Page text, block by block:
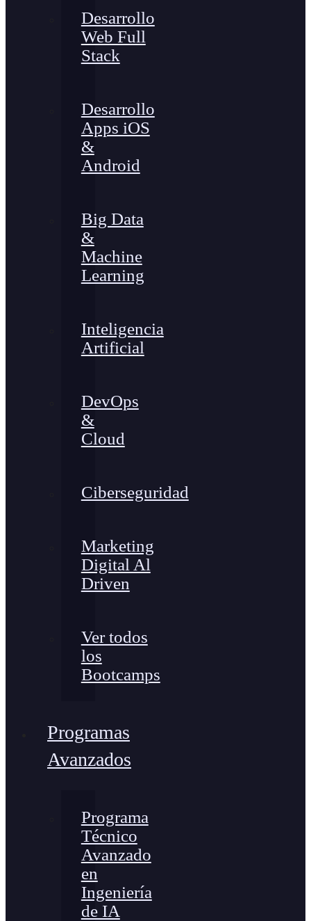
Desarrollo
Web Full
Stack
Desarrollo
Apps iOS
&
Android
Big Data
&
Machine
Learning
Inteligencia
Artificial
DevOps
&
Cloud
Ciberseguridad
Marketing
Digital Al
Driven
Ver todos
los
Bootcamps
Programas
Avanzados
Programa
Técnico
Avanzado
en
Ingeniería
de IA